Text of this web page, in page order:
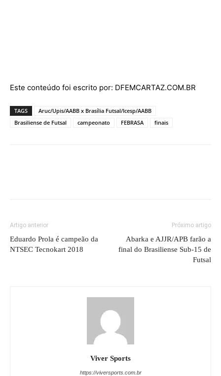
Este conteúdo foi escrito por: DFEMCARTAZ.COM.BR
TAGS
Aruc/Upis/AABB x Brasília Futsal/Icesp/AABB
Brasiliense de Futsal
campeonato FEBRASA finais
Artigo anterior
Eduardo Prola é campeão da
NTSEC Tecnokart 2018
Próximo artigo
Abarka e AJJR/APB farão a
final do Brasiliense Sub-15 de
Futsal
Viver Sports
https://viversports.com.br